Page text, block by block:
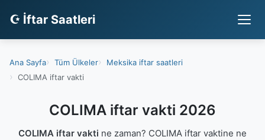
☪ İftar Saatleri
Ana Sayfa Tüm Ülkeler
Meksika iftar saatleri
COLIMA iftar vakti
COLIMA iftar vakti 2026
COLIMA iftar vakti ne zaman? COLIMA iftar vaktine ne